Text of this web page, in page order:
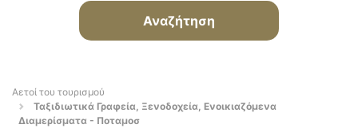
Αναζήτηση
Αετοί του τουρισμού
Ταξιδιωτικά Γραφεία, Ξενοδοχεία, Ενοικιαζόμενα
Διαμερίσματα - Ποταμοσ